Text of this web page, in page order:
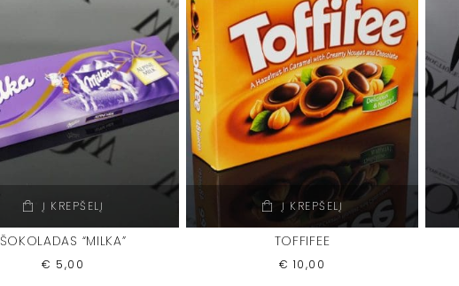
Į KREPŠELĮ
ŠOKOLADAS “MILKA”
€ 5,00
Į KREPŠELĮ
TOFFIFEE
€ 10,00